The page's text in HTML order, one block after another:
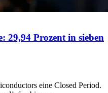
29,94 Prozent in sieben
eine Closed Period.